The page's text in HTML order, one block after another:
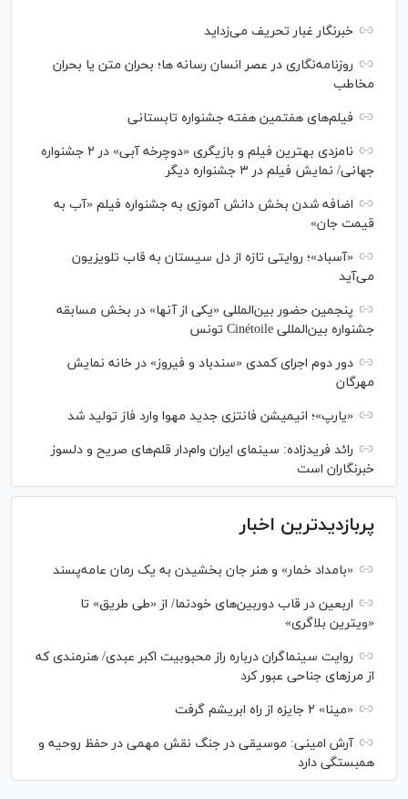
خبرنگار غبار تحریف می‌زداید
روزنامه‌نگاری در عصر انسان رسانه ها؛ بحران متن یا بحران
مخاطب
فیلم‌های هفتمین هفته جشنواره تابستانی
نامزدی بهترین فیلم و بازیگری «دوچرخه آبی» در ۲ جشنواره
جهانی/ نمایش فیلم در ۳ جشنواره دیگر
اضافه شدن بخش دانش آموزی به جشنواره فیلم «آب به
قیمت جان»
«آسباد»؛ روایتی تازه از دل سیستان به قاب تلویزیون
می‌آید
پنجمین حضور بین‌المللی «یکی از آنها» در بخش مسابقه
جشنواره بین‌المللی Cinétoile تونس
دور دوم اجرای کمدی «سندباد و فیروز» در خانه نمایش
مهرگان
«یارپ»؛ انیمیشن فانتزی جدید مهوا وارد فاز تولید شد
رائد فریدزاده: سینمای ایران وام‌دار قلم‌های صریح و دلسوز
خبرنگاران است
پربازدیدترین اخبار
«بامداد خمار» و هنر جان بخشیدن به یک رمان عامه‌پسند
اربعین در قاب دوربین‌های خودنما/ از «طی طریق» تا
«ویترین بلاگری»
روایت سینماگران درباره راز محبوبیت اکبر عبدی/ هنرمندی که
از مرزهای جناحی عبور کرد
«مینا» ۲ جایزه از راه ابریشم گرفت
آرش امینی: موسیقی در جنگ نقش مهمی در حفظ روحیه و
همبستگی دارد